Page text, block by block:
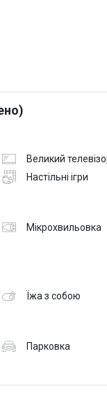
Великий
Настільні ігри
Мікрохвильовка
Їжа з собою
Парковка